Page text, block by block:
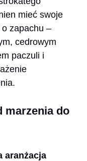
mieć swoje
zapachu –
cedrowym
paczuli i
marzenia do
aranżacja